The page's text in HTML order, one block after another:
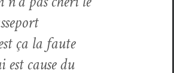
ça la faute
est cause du